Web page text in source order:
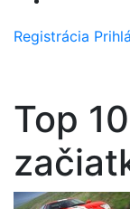
Registrácia
Top